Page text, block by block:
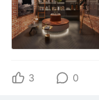
3 0